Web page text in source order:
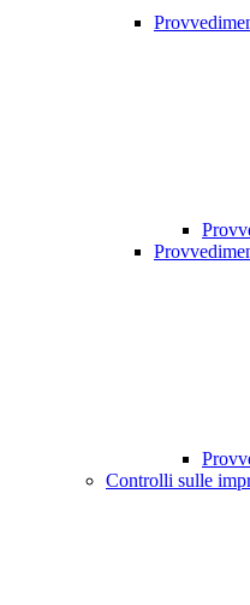
Controlli sulle